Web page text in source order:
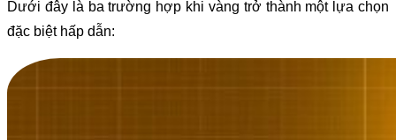
Dưới đây là ba trường hợp khi vàng trở thành một lựa chọn
đặc biệt hấp dẫn: